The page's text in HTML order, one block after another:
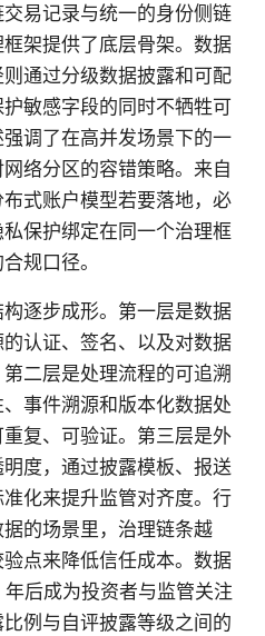
易记录与统一的身份侧链
架提供了底层骨架。数据
通过分级数据披露和可配
敏感字段的同时不牺牲可
调了在高并发场景下的一
络分区的容错策略。来自
式账户模型若要落地，必
保护绑定在同一个治理框
规口径。
逐步成形。第一层是数据
认证、签名、以及对数据
二层是处理流程的可追溯
事件溯源和版本化数据处
复、可验证。第三层是外
度，通过披露模板、报送
化来提升监管对齐度。行
的场景里，治理链条越
点来降低信任成本。数据
后成为投资者与监管关注
例与自评披露等级之间的